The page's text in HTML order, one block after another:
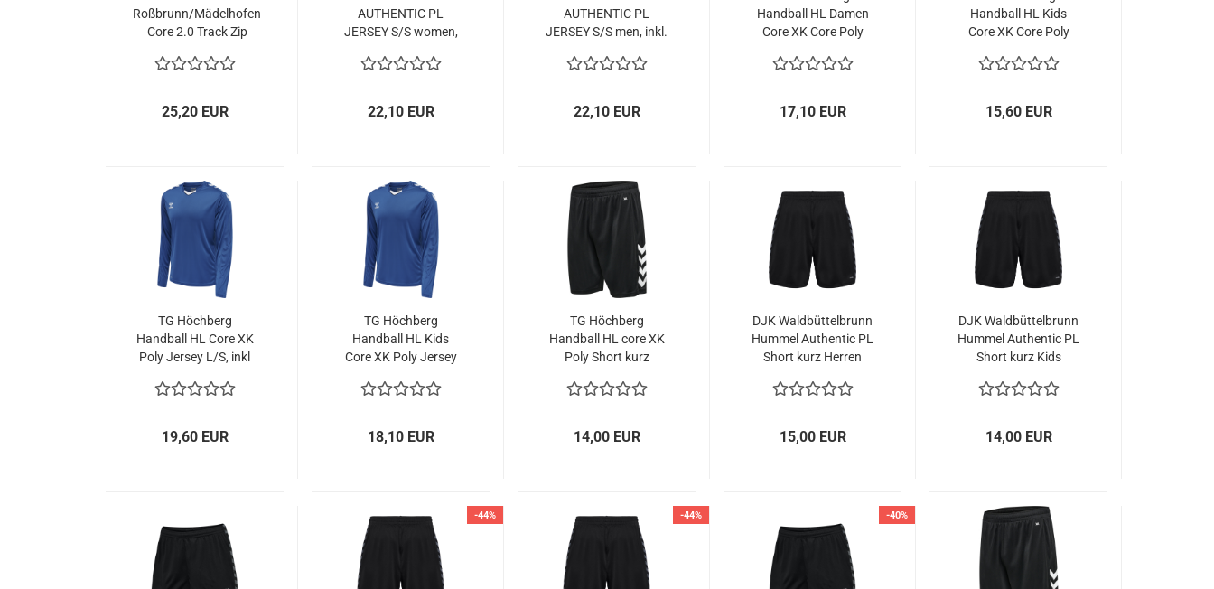
Roßbrunn/Mädelhofen
Core 2.0 Track Zip
25,20 EUR
AUTHENTIC PL
JERSEY S/S women,
Rücken
22,10 EUR
AUTHENTIC PL
JERSEY S/S men, inkl.
Kopie
22,10 EUR
Handball HL Damen
Core XK Core Poly
Wappen
17,10 EUR
Handball HL Kids
Core XK Core Poly
Wappen
15,60 EUR
TG Höchberg
Handball HL Core XK
Poly Jersey L/S, inkl
19,60 EUR
TG Höchberg
Handball HL Kids
Core XK Poly Jersey
18,10 EUR
TG Höchberg
Handball HL core XK
Poly Short kurz
14,00 EUR
DJK Waldbüttelbrunn
Hummel Authentic PL
Short kurz Herren
15,00 EUR
DJK Waldbüttelbrunn
Hummel Authentic PL
Short kurz Kids
14,00 EUR
-44% -44% -40%